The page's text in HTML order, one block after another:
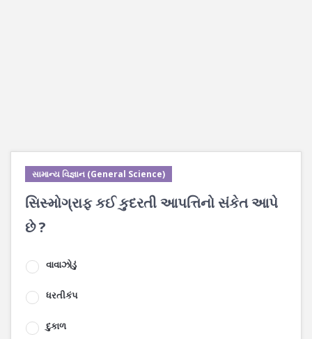
સામાન્ય વિજ્ઞાન (General Science)
સિસ્મોગ્રાફ કઈ કુદરતી આપત્તિનો સંકેત આપે
છે ?
વાવાઝોડું
ધરતીકંપ
દુકાળ